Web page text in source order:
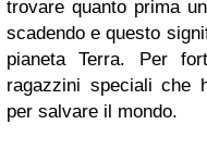
trovare quanto prima
scadendo e questo
pianeta Terra. Per
ragazzini speciali che
per salvare il mondo.